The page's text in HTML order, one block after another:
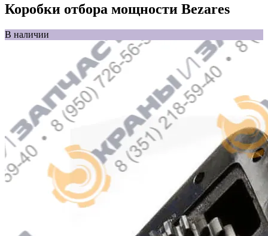
Коробки отбора мощности Bezares
В наличии